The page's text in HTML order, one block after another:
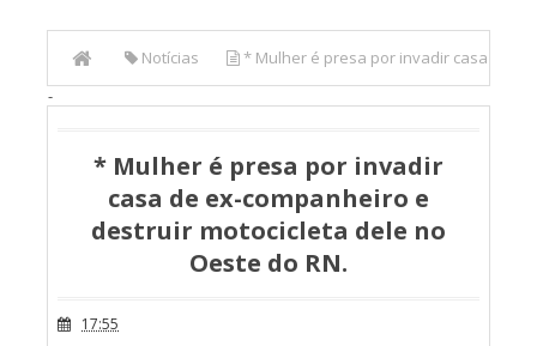
Notícias * Mulher é presa por invadir casa
de ex-companheiro e destruir motocicleta dele no Oeste do
-
* Mulher é presa por invadir
casa de ex-companheiro e
destruir motocicleta dele no
Oeste do RN.
17:55